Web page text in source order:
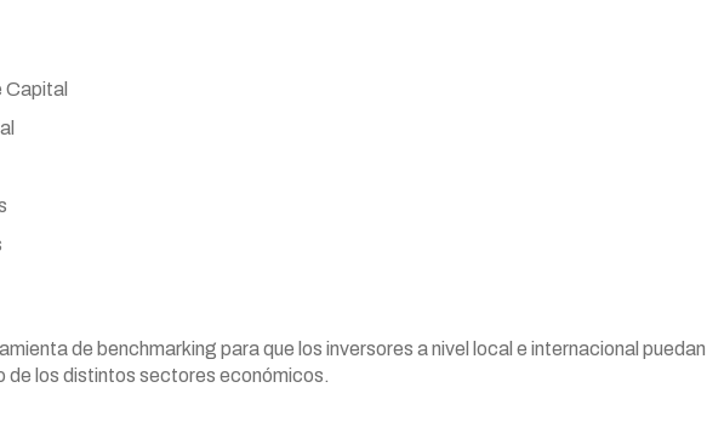
Capital
de benchmarking para que los inversores a nivel local e internacional puedan
de los distintos sectores económicos.